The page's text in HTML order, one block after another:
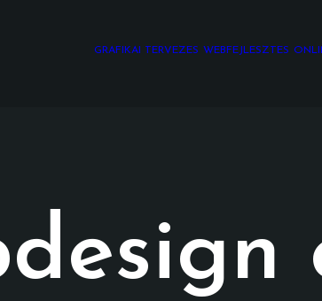
GRAFIKAI TERVEZÉS WEBFEJLESZTÉS